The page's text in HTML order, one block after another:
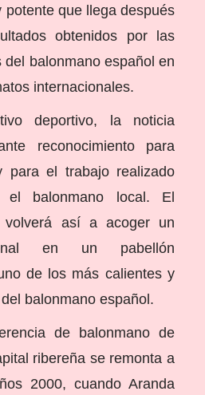
potente que llega después
obtenidos por las
balonmano español en
internacionales.
deportivo, la noticia
reconocimiento para
para el trabajo realizado
el balonmano local. El
volverá así a acoger un
en un pabellón
de los más calientes y
balonmano español.
de balonmano de
ribereña se remonta a
2000, cuando Aranda